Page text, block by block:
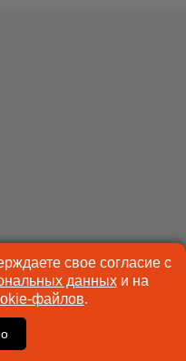
свое согласие с
данныхи на
файлов.